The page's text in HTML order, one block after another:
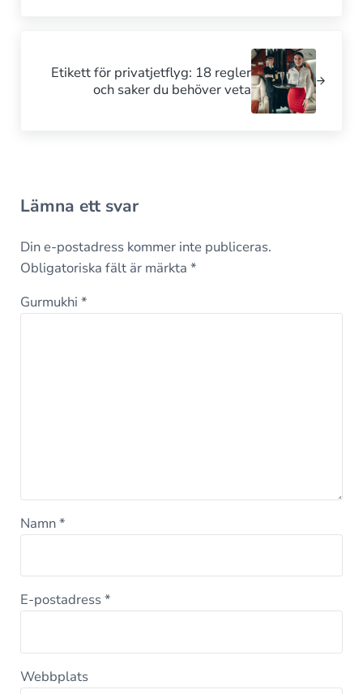
Etikett för privatjetflyg: 18 regler
och saker du behöver veta
Lämna ett svar
Din e-postadress kommer inte publiceras.
Obligatoriska fält är märkta *
Gurmukhi *
Namn*
E-postadress*
Webbplats